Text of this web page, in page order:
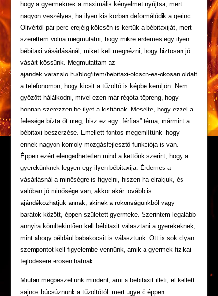
hogy a gyermeknek a maximális kényelmet nyújtsa, mert
nagyon veszélyes, ha ilyen kis korban deformálódik a gerinc.
Olivértől pár perc erejéig kölcsön is kértük a bébitaxiját, mert
szerettem volna megmutatni, hogy mikre érdemes egy ilyen
bébitaxi vásárlásánál, miket kell megnézni, hogy biztosan jó
vásárt kössünk. Megmutattam az
ajandek.varazslo.hu/blog/item/bebitaxi-olcson-es-okosan oldalt
a telefonomon, hogy kicsit a tűzoltó is képbe kerüljön. Nem
győzött hálálkodni, mivel ezen már régóta töpreng, hogy
honnan szerezzen be ilyet a kisfiának. Mesélte, hogy ezzel a
felesége bízta őt meg, hisz ez egy „férfias” téma, mármint a
bébitaxi beszerzése. Emellett fontos megemlítünk, hogy
ennek nagyon komoly mozgásfejlesztő funkciója is van.
Éppen ezért elengedhetetlen mind a kettőnk szerint, hogy a
gyerekünknek legyen egy ilyen bébitaxija. Érdemes a
vásárlásnál a minőségre is figyelni, hiszen ha elrakjuk, és
valóban jó minősége van, akkor akár tovább is
ajándékozhatjuk annak, akinek a rokonságunkból vagy
barátok között, éppen született gyermeke. Szerintem legalább
annyira körültekintően kell bébitaxit választani a gyerekeknek,
mint ahogy például babakocsit is választunk. Ott is sok olyan
szempontot kell figyelembe vennünk, amik a gyermek fizikai
fejlődésére erősen hatnak.
Miután megbeszéltünk mindent, ami a bébitaxit illeti, el kellett
sajnos búcsúznunk a tűzoltótól, mert ugye ő éppen